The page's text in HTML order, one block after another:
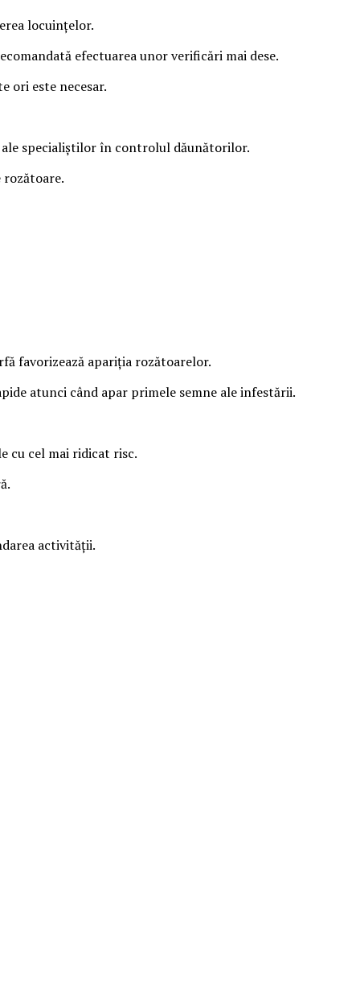
locuințelor.
efectuarea unor verificări mai dese.
ori este necesar.
specialiștilor în controlul dăunătorilor.
favorizează apariția rozătoarelor.
atunci când apar primele semne ale infestării.
cu cel mai ridicat risc.
activității.